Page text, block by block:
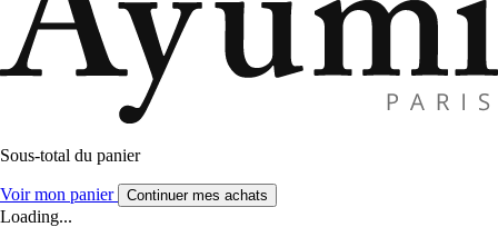
Sous-total du panier
Voir mon panier Continuer mes achats
Loading...